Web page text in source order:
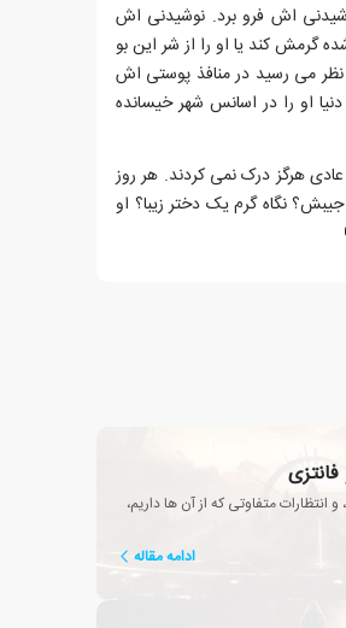
اش فرو برد. نوشیدنی اش
گرمش کند یا او را از شر این بو
می رسید در منافذ پوستی اش
او را در اسانس شهر خیسانده
هرگز درک نمی کردند. هر روز
نگاه گرم یک دختر زیبا؟ او
متفاوتی که از آن ها داریم،
ادامه مقاله